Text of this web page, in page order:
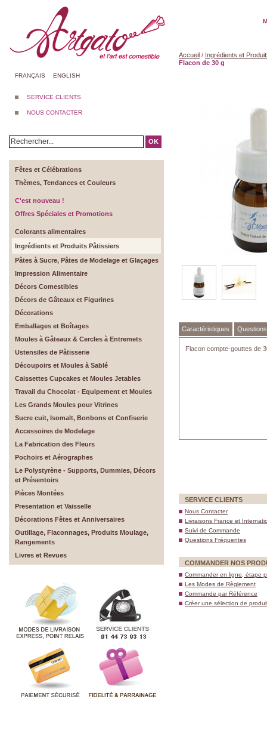
FRANÇAIS ENGLISH
SERVICE CLIENTS
NOUS CONTACTER
OK
Fêtes et Célébrations
Thèmes, Tendances et Couleurs
C'est nouveau !
Offres Spéciales et Promotions
Colorants alimentaires
Ingrédients et Produits Pâtissiers
Pâtes à Sucre, Pâtes de Modelage et Glaçages
Impression Alimentaire
Décors Comestibles
Décors de Gâteaux et Figurines
Décorations
Emballages et Boîtages
Moules à Gâteaux & Cercles à Entremets
Ustensiles de Pâtisserie
Découpoirs et Moules à Sablé
Caissettes Cupcakes et Moules Jetables
Travail du Chocolat - Equipement et Moules
Les Grands Moules pour Vitrines
Sucre cuit, Isomalt, Bonbons et Confiserie
Accessoires de Modelage
La Fabrication des Fleurs
Pochoirs et Aérographes
Le Polystyrène - Supports, Dummies, Décors
et Présentoirs
Pièces Montées
Presentation et Vaisselle
Décorations Fêtes et Anniversaires
Outillage, Flaconnages, Produits Moulage,
Rangements
Livres et Revues
Accueil / Ingrédients et
Flacon de 30 g
Caractéristiques
Flacon compte-gouttes de
SERVICE CLIENTS
Nous Contacter
Livraisons France et
Suivi de Commande
Questions Fréquentes
COMMANDER NOS
Commander en ligne, étape
Les Modes de Règlement
Commande par Référence
Créer une sélection de